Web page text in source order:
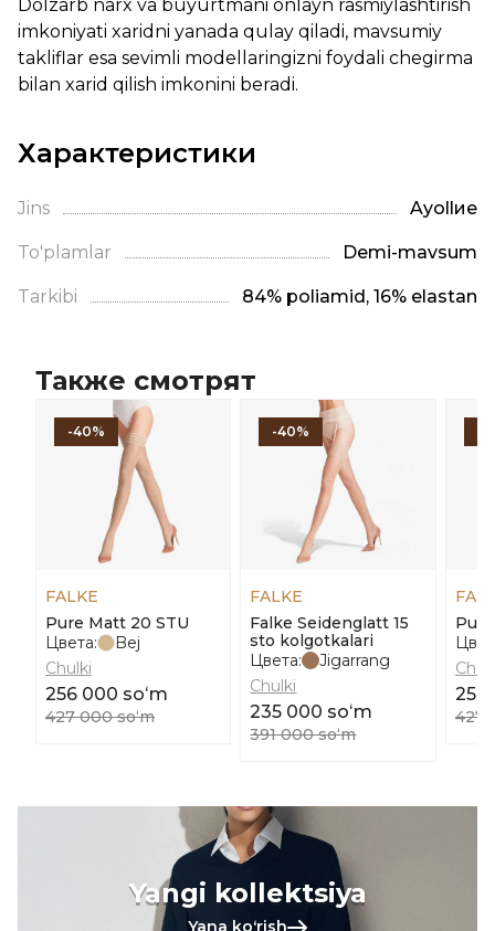
Dolzarb narx va buyurtmani onlayn rasmiylashtirish
imkoniyati xaridni yanada qulay qiladi, mavsumiy
takliflar esa sevimli modellaringizni foydali chegirma
bilan xarid qilish imkonini beradi.
Характеристики
Jins Ayollие
To'plamlar Demi-mavsum
Tarkibi 84% poliamid, 16% elastan
Также смотрят
-40%
FALKE
Pure Matt 20 STU
Цвета:
Bej
Chulki
256 000 soʻm
427 000 soʻm
-40%
FALKE
Falke Seidenglatt 15
sto kolgotkalari
Цвета:
Jigarrang
Chulki
235 000 soʻm
391 000 soʻm
256
427
Yangi kollektsiya